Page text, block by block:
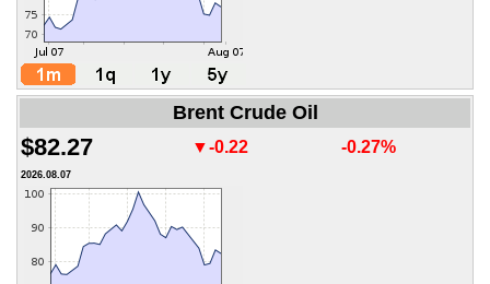
Brent Crude Oil
$82.27 ▼-0.22 -0.27%
2026.08.07